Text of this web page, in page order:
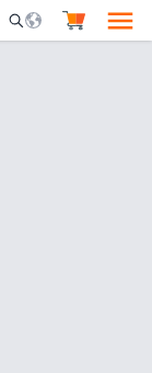
Mobile Search